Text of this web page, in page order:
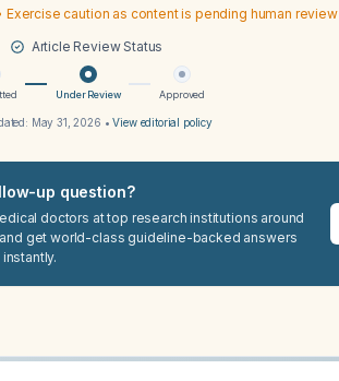
Exercise caution as content is pending human review
Article Review Status
Under Review Approved
May 31, 2026 •View editorial policy
up question?
doctors at top research institutions around
get world-class guideline-backed answers
instantly.